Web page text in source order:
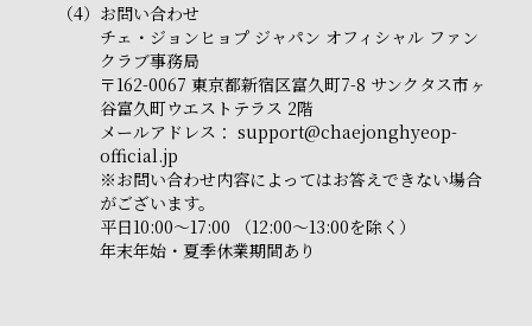
（4） お問い合わせ
チェ・ジョンヒョプ ジャパン オフィシャル ファン
クラブ事務局
〒162-0067 東京都新宿区富久町7-8 サンクタス市ヶ
谷富久町ウエストテラス 2階
メールアドレス： support@chaejonghyeop-
official.jp
※お問い合わせ内容によってはお答えできない場合
がございます。
平日10:00～17:00 （12:00～13:00を除く）
年末年始・夏季休業期間あり